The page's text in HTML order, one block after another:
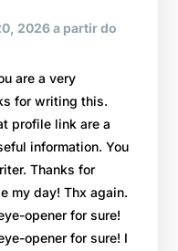
2026 a partir do
are a very
for writing this.
profile link are a
information. You
Thanks for
my day! Thx again.
opener for sure!
opener for sure! I